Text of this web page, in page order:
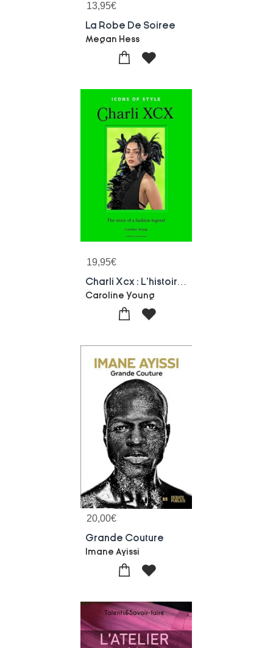
13,95€
La Robe De Soiree
Megan Hess
19,95€
Caroline Young
20,00€
Grande Couture
Imane Ayissi